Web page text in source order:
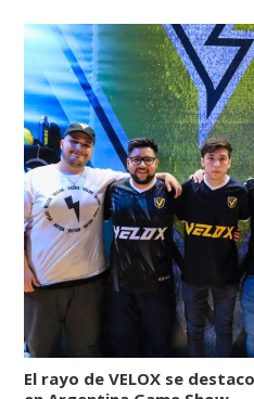
El rayo de VELOX se